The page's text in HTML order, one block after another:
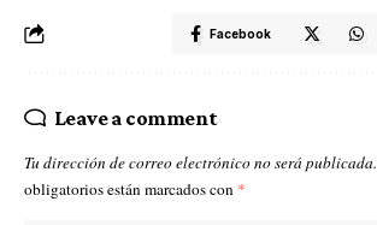
Facebook
Leave a comment
Tu dirección de correo electrónico no será publicada.
obligatorios están marcados con *